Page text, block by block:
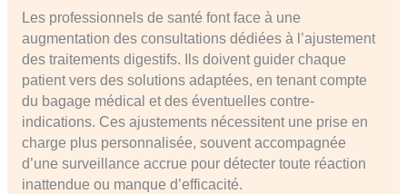
Les professionnels de santé font face à une
augmentation des consultations dédiées à l’ajustement
des traitements digestifs. Ils doivent guider chaque
patient vers des solutions adaptées, en tenant compte
du bagage médical et des éventuelles contre-
indications. Ces ajustements nécessitent une prise en
charge plus personnalisée, souvent accompagnée
d’une surveillance accrue pour détecter toute réaction
inattendue ou manque d’efficacité.